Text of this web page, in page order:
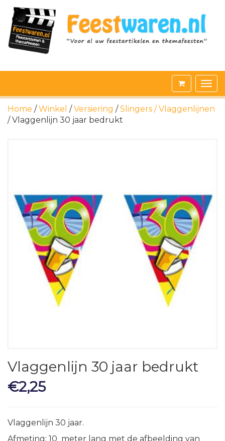
Home /Winkel /Versiering /Slingers / Vlaggenlijnen
/ Vlaggenlijn 30 jaar bedrukt
Vlaggenlijn 30 jaar bedrukt
€2,25
Vlaggenlijn 30 jaar.
Afmeting: 10 meter lang met de afbeelding van